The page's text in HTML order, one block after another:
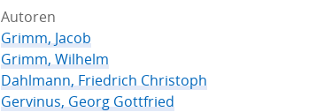
Autoren
Grimm, Jacob
Grimm, Wilhelm
Dahlmann, Friedrich Christoph
Gervinus, Georg Gottfried